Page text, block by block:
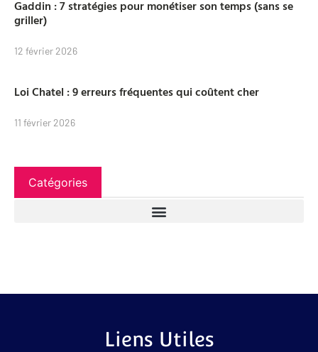
Gaddin : 7 stratégies pour monétiser son temps (sans se
griller)
12 février 2026
Loi Chatel : 9 erreurs fréquentes qui coûtent cher
11 février 2026
Catégories
Liens Utiles